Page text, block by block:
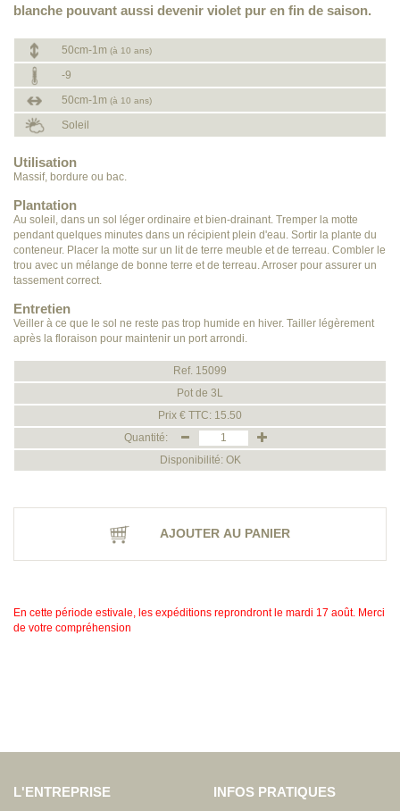
blanche pouvant aussi devenir violet pur en fin de saison.
50cm-1m (à 10 ans)
-9
50cm-1m (à 10 ans)
Soleil
Utilisation
Massif, bordure ou bac.
Plantation
Au soleil, dans un sol léger ordinaire et bien-drainant. Tremper la motte
pendant quelques minutes dans un récipient plein d'eau. Sortir la plante du
conteneur. Placer la motte sur un lit de terre meuble et de terreau. Combler le
trou avec un mélange de bonne terre et de terreau. Arroser pour assurer un
tassement correct.
Entretien
Veiller à ce que le sol ne reste pas trop humide en hiver. Tailler légèrement
après la floraison pour maintenir un port arrondi.
Ref. 15099
Pot de 3L
Prix € TTC: 15.50
Quantité:
Disponibilité: OK
AJOUTER AU PANIER
En cette période estivale, les expéditions reprondront le mardi 17 août. Merci
de votre compréhension
L'ENTREPRISE INFOS PRATIQUES